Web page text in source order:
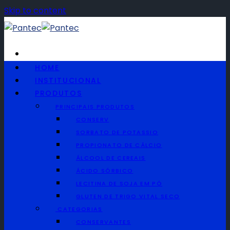
Skip to content
(11) 2090-1777
(11) 2090-1777
Português
Português
English
HOME
INSTITUCIONAL
PRODUTOS
PRINCIPAIS PRODUTOS
CONSERV
SORBATO DE POTASSIO
PROPIONATO DE CÁLCIO
ÁLCOOL DE CEREAIS
ÁCIDO SÓRBICO
LECITINA DE SOJA EM PÓ
GLUTEN DE TRIGO VITAL SECO
CATEGORIAS
CONSERVANTES